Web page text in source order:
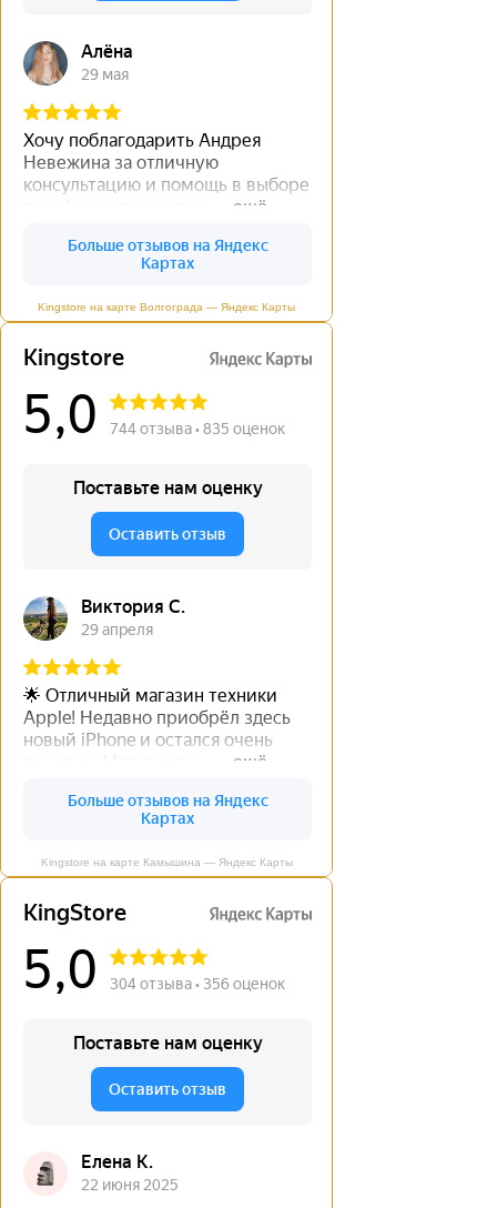
Kingstore на карте Волгограда — Яндекс Карты
Kingstore на карте Камышина — Яндекс Карты